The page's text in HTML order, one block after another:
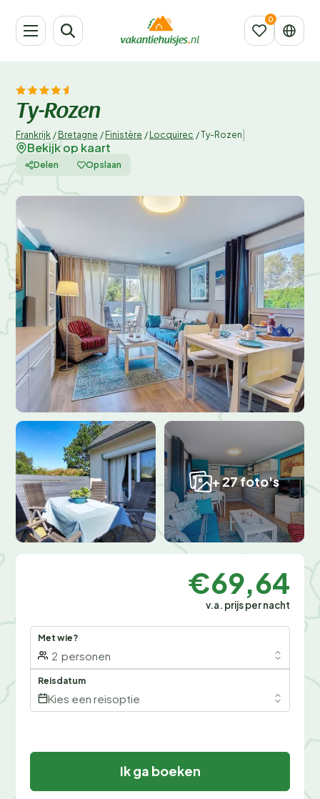
Ty-Rozen
Frankrijk / Bretagne / Finistère / Locquirec /Ty-Rozen
Bekijk op kaart
Delen Opslaan
+ 27 foto's
€69,64
v.a. prijs per nacht
Met wie?
2 personen
Reisdatum
Kies een reisoptie
Ik ga boeken